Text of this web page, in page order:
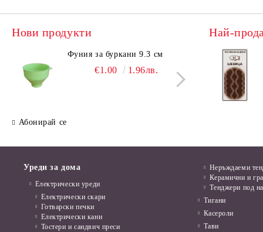
Нови продукти
Фуния за буркани 9.3 см
€1.00 1.96лв.
Абонирай се
Най-
Уреди за дома
Електрически уреди
Електрически скари
Готварски печки
Електрически кани
Тостери и сандвич преси
Неръждаеми
Керамични и
Тенджери под
Тигани
Касероли
Тави